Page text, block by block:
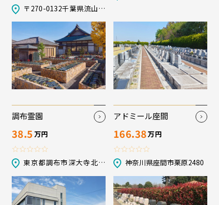
〒270-0132千葉県流山市
駒木台185-1
調布霊園
38.5 万円
東京都調布市深大寺北町
5-28-1
アドミール座間
166.38万円
神奈川県座間市栗原2480